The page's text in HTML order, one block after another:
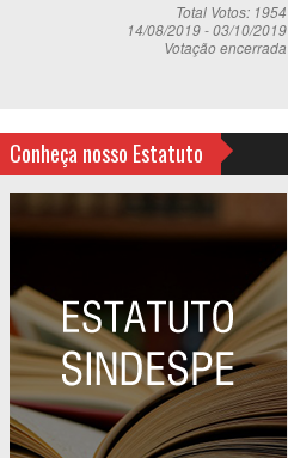
Total Votos: 1954
14/08/2019-03/10/2019
Votação encerrada
Conheça nosso Estatuto